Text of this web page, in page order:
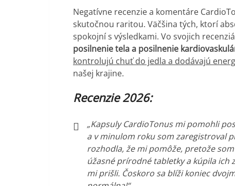
Negatívne recenzie a komentáre
skutočnou raritou. Väčšina tých, ktorí
spokojní s výsledkami. Vo svojich
posilnenie tela a posilnenie
kontrolujú chuť do jedla a dodávajú
našej krajine.
Recenzie 2026:
„Kapsuly CardioTonus mi pomohli
a v minulom roku som zaregistroval
rozhodla, že mi pomôže, pretože
úžasné prírodné tabletky a kúpila ich
mi prišli. Čoskoro sa blíži koniec